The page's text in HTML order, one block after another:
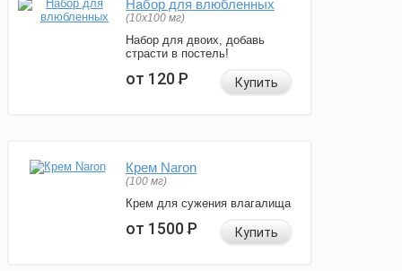
Набор для влюбленных
(10х100 мг)
Набор для двоих, добавь
страсти в постель!
от 120Р Купить
Крем Naron
(100 мг)
Крем для сужения влагалища
от 1500Р Купить